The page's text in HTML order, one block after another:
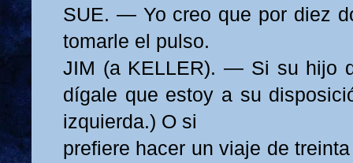
SUE. — Yo creo que por diez
tomarle el pulso.
JIM (a KELLER). — Si su hijo
dígale que estoy a su
izquierda.) O si
prefiere hacer un viaje de